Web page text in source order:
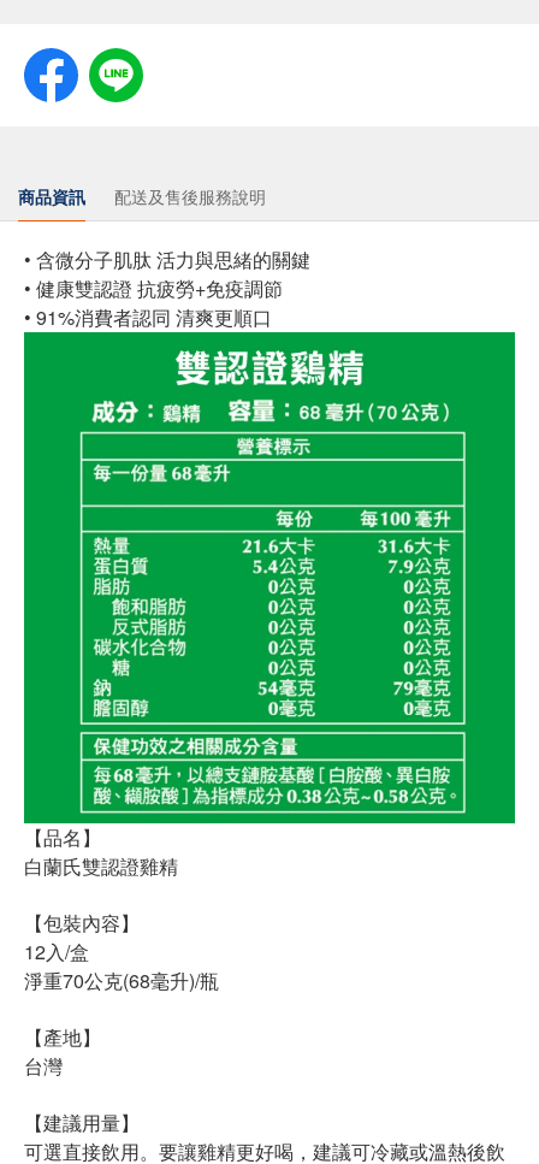
商品資訊 配送及售後服務說明
• 含微分子肌肽 活力與思緒的關鍵
• 健康雙認證 抗疲勞+免疫調節
• 91%消費者認同 清爽更順口
【品名】
白蘭氏雙認證雞精
【包裝內容】
12入/盒
淨重70公克(68毫升)/瓶
【產地】
台灣
【建議用量】
可選直接飲用。要讓雞精更好喝，建議可冷藏或溫熱後飲